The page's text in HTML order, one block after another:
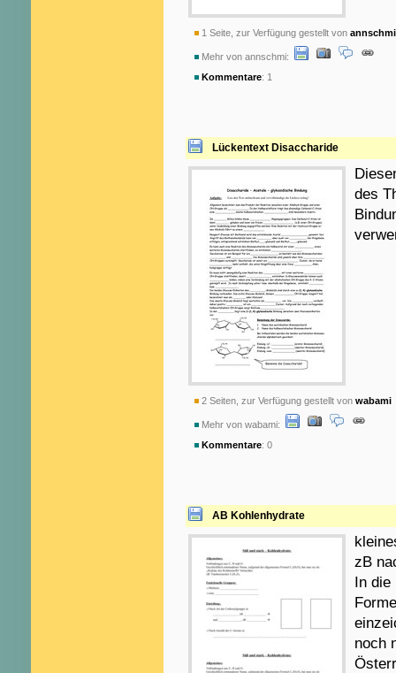
1 Seite, zur Verfügung gestellt von annschmi
Mehr von annschmi:
Kommentare: 1
Lückentext Disaccharide
des
2 Seiten, zur Verfügung gestellt von wabami
Mehr von wabami:
Kommentare: 0
AB Kohlenhydrate
zB
In die
noch